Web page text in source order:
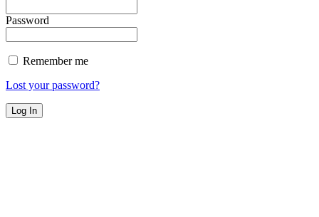
Password
Remember me
Lost your password?